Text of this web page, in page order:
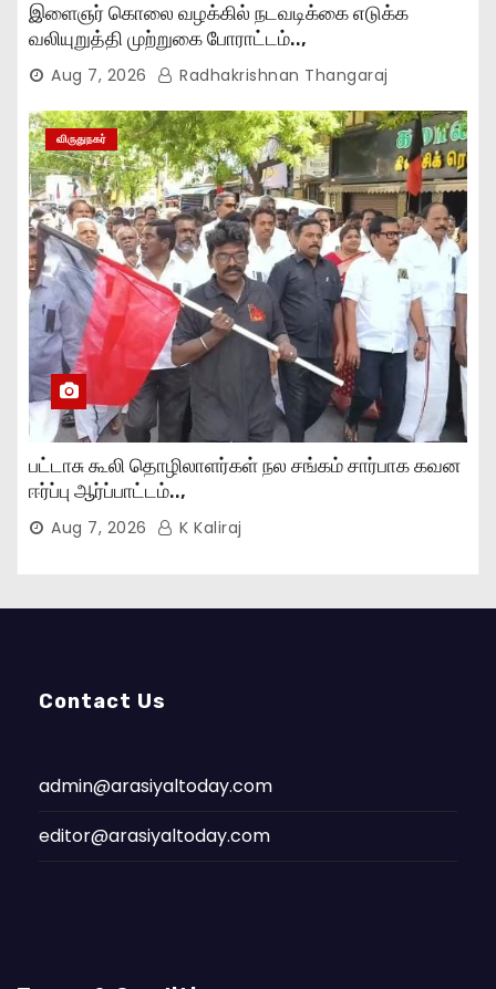
இளைஞர் கொலை வழக்கில் நடவடிக்கை எடுக்க
வலியுறுத்தி முற்றுகை போராட்டம்..,
Aug 7, 2026 Radhakrishnan Thangaraj
விருதுநகர்
பட்டாசு கூலி தொழிலாளர்கள் நல சங்கம் சார்பாக கவன
ஈர்ப்பு ஆர்ப்பாட்டம்..,
Aug 7, 2026 K Kaliraj
Contact Us
admin@arasiyaltoday.com
editor@arasiyaltoday.com